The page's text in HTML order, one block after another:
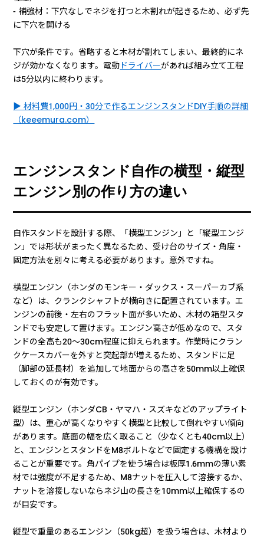
- 補強材：下穴なしでネジを打つと木割れが起きるため、必ず先
に下穴を開ける
下穴が条件です。省略すると木材が割れてしまい、最終的にネ
ジが効かなくなります。電動 ドライバーがあれば組み立て工程
は5分以内に終わります。
▶ 材料費1,000円・30分で作るエンジンスタンドDIY手順の詳細
（keeemura.com）
エンジンスタンド自作の横型・縦型
エンジン別の作り方の違い
自作スタンドを設計する際、「横型エンジン」と「縦型エンジ
ン」では形状がまったく異なるため、受け台のサイズ・角度・
固定方法を別々に考える必要があります。意外ですね。
横型エンジン（ホンダのモンキー・ダックス・スーパーカブ系
など）は、クランクシャフトが横向きに配置されています。エ
ンジンの前後・左右のフラット面が多いため、木材の箱型スタ
ンドでも安定して置けます。エンジン高さが低めなので、スタ
ンドの全高も20〜30cm程度に抑えられます。作業時にクラン
クケースカバーを外すと突起部が増えるため、スタンドに足
（脚部の延長材）を追加して地面からの高さを50mm以上確保
しておくのが有効です。
縦型エンジン（ホンダCB・ヤマハ・スズキなどのアップライト
型）は、重心が高くなりやすく横型と比較して倒れやすい傾向
があります。底面の幅を広く取ること（少なくとも40cm以上）
と、エンジンとスタンドをM8ボルトなどで固定する機構を設け
ることが重要です。角パイプを使う場合は板厚1.6mmの薄い素
材では強度が不足するため、M8ナットを圧入して溶接するか、
ナットを溶接しないならネジ山の長さを10mm以上確保するの
が目安です。
縦型で重量のあるエンジン（50kg超）を扱う場合は、木材より